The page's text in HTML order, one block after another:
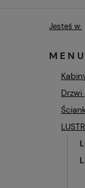
Jesteś w:
MENU